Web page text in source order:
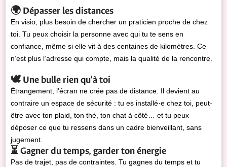
🌍 Dépasser les distances
En visio, plus besoin de chercher un praticien proche de chez
toi. Tu peux choisir la personne avec qui tu te sens en
confiance, même si elle vit à des centaines de kilomètres. Ce
n’est plus l’adresse qui compte, mais la qualité de la rencontre.
🕊️ Une bulle rien qu’à toi
Étrangement, l’écran ne crée pas de distance. Il devient au
contraire un espace de sécurité : tu es installé·e chez toi, peut-
être avec ton plaid, ton thé, ton chat à côté… et tu peux
déposer ce que tu ressens dans un cadre bienveillant, sans
jugement.
⏳ Gagner du temps, garder ton énergie
Pas de trajet, pas de contraintes. Tu gagnes du temps et tu